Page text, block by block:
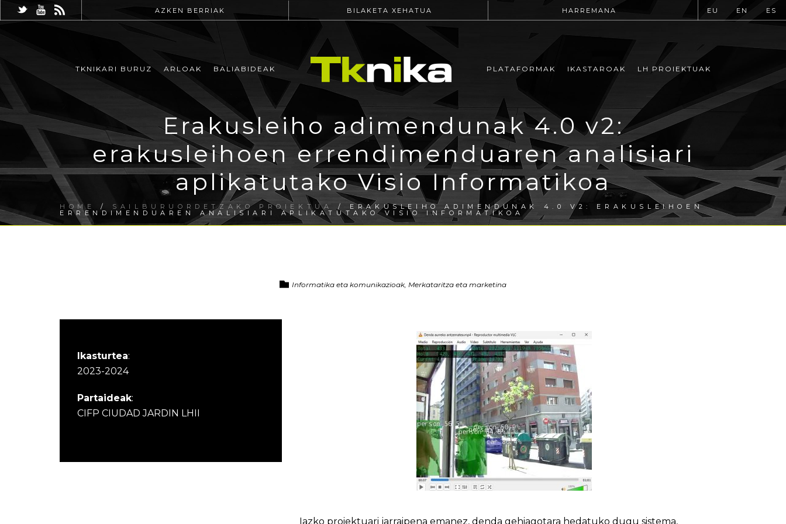
AZKEN BERRIAK BILAKETA XEHATUA HARREMANA EU EN ES
TKNIKARI BURUZ ARLOAK BALIABIDEAK PLATAFORMAK IKASTAROAK LH PROIEKTUAK
Erakusleiho adimendunak 4.0 v2:
erakusleihoen errendimenduaren analisiari
aplikatutako Visio Informatikoa
HOME / SAILBURUORDETZAKO PROIEKTUA / ERAKUSLEIHO ADIMENDUNAK 4.0 V2: ERAKUSLEIHOEN
ERRENDIMENDUAREN ANALISIARI APLIKATUTAKO VISIO INFORMATIKOA
Informatika eta komunikazioak, Merkataritza eta marketina
Ikasturtea:
2023-2024
Partaideak:
CIFP CIUDAD JARDIN LHII
Iazko proiektuari jarraipena emanez, denda gehiagotara hedatuko dugu sistema,